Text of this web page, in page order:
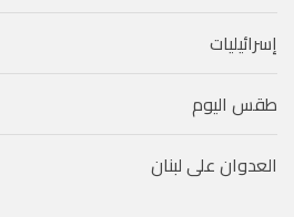
إسرائيليات
طقس اليوم
العدوان على لبنان